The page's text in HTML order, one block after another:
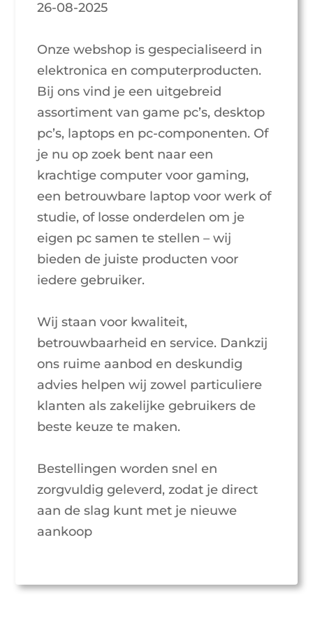
26-08-2025
Onze webshop is gespecialiseerd in
elektronica en computerproducten.
Bij ons vind je een uitgebreid
assortiment van game pc’s, desktop
pc’s, laptops en pc-componenten. Of
je nu op zoek bent naar een
krachtige computer voor gaming,
een betrouwbare laptop voor werk of
studie, of losse onderdelen om je
eigen pc samen te stellen – wij
bieden de juiste producten voor
iedere gebruiker.
Wij staan voor kwaliteit,
betrouwbaarheid en service. Dankzij
ons ruime aanbod en deskundig
advies helpen wij zowel particuliere
klanten als zakelijke gebruikers de
beste keuze te maken.
Bestellingen worden snel en
zorgvuldig geleverd, zodat je direct
aan de slag kunt met je nieuwe
aankoop